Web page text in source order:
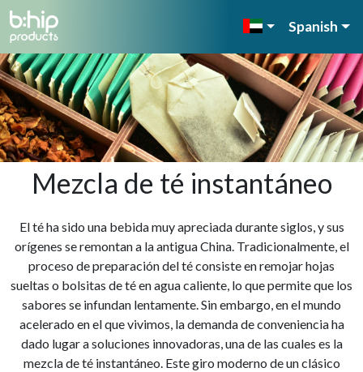
Spanish
Mezcla de té instantáneo
El té ha sido una bebida muy apreciada durante siglos, y sus
orígenes se remontan a la antigua China. Tradicionalmente, el
proceso de preparación del té consiste en remojar hojas
sueltas o bolsitas de té en agua caliente, lo que permite que los
sabores se infundan lentamente. Sin embargo, en el mundo
acelerado en el que vivimos, la demanda de conveniencia ha
dado lugar a soluciones innovadoras, una de las cuales es la
mezcla de té instantáneo. Este giro moderno de un clásico